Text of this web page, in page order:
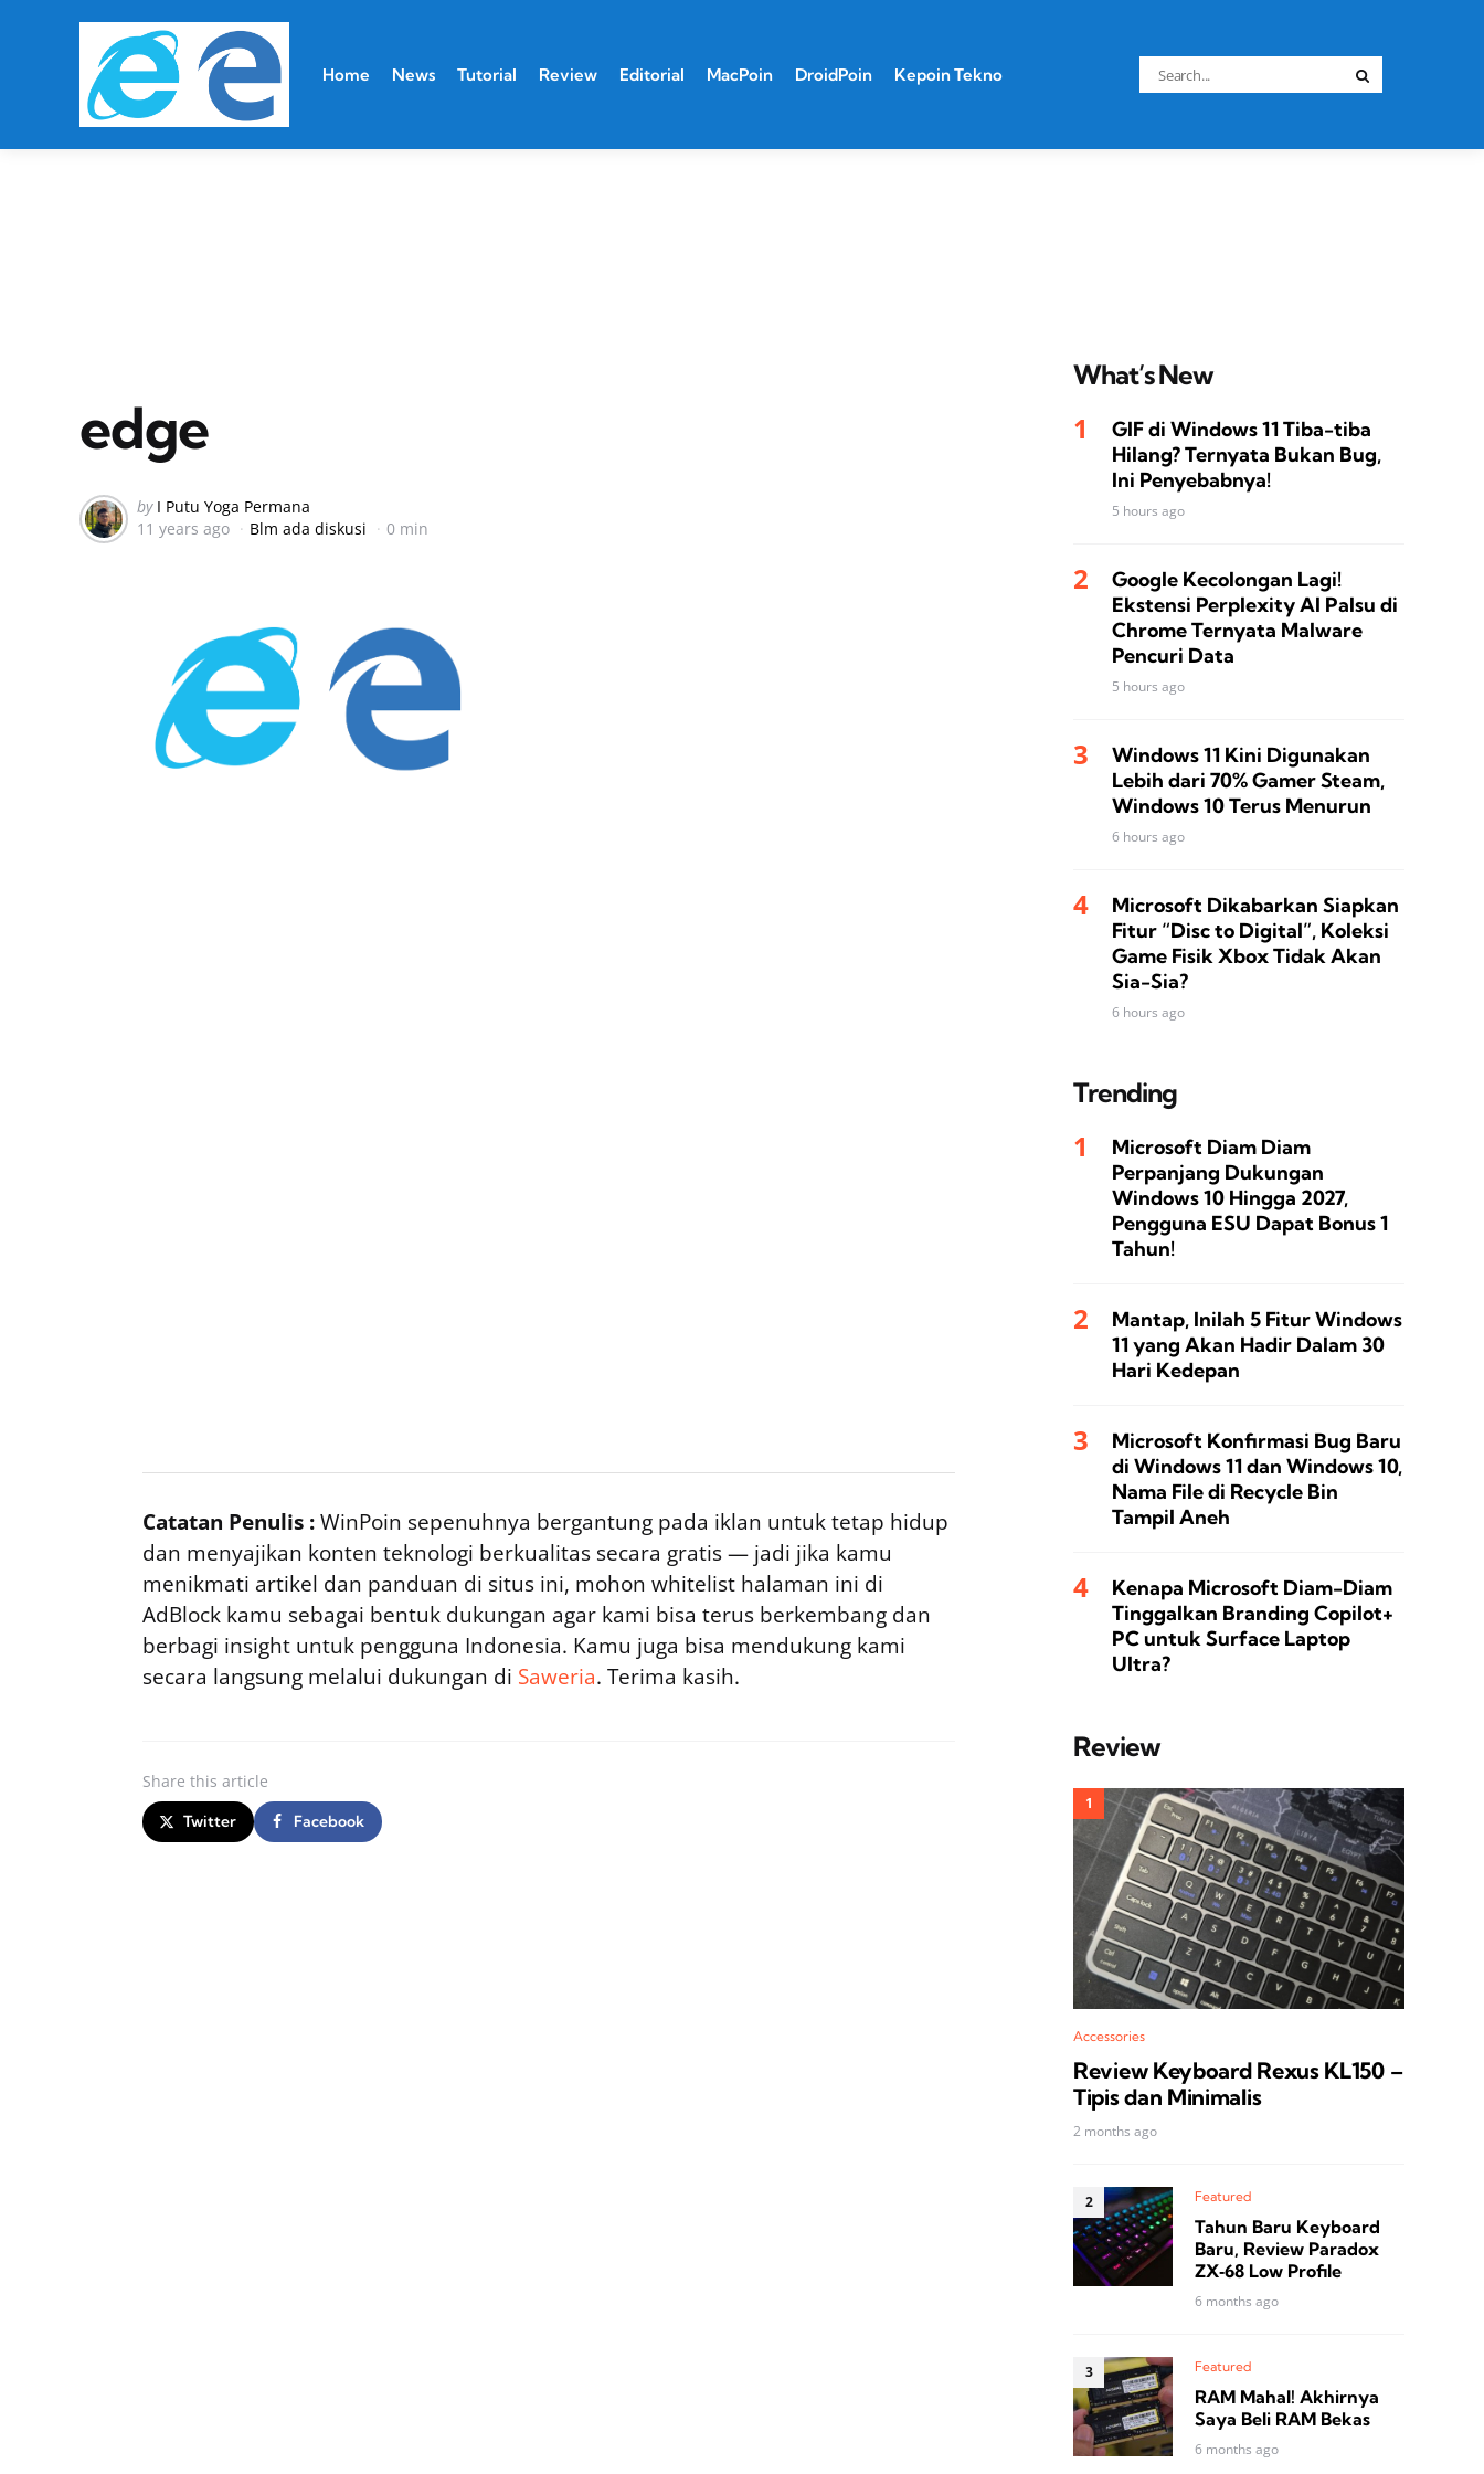
Home News Tutorial Review Editorial MacPoin DroidPoin Kepoin Tekno
Search
for:
edge
Posted
by
by I Putu Yoga Permana
11 years ago
Blm ada diskusi 0 min
Catatan Penulis :WinPoin sepenuhnya bergantung pada iklan untuk tetap hidup
dan menyajikan konten teknologi berkualitas secara gratis — jadi jika kamu
menikmati artikel dan panduan di situs ini, mohon whitelist halaman ini di
AdBlock kamu sebagai bentuk dukungan agar kami bisa terus berkembang dan
berbagi insight untuk pengguna Indonesia. Kamu juga bisa mendukung kami
secara langsung melalui dukungan di Saweria. Terima kasih.
Share this article
Twitter Facebook
What’s New
GIF di Windows 11 Tiba-tiba
Hilang? Ternyata Bukan Bug,
Ini Penyebabnya!
5 hours ago
Google Kecolongan Lagi!
Ekstensi Perplexity AI Palsu di
Chrome Ternyata Malware
Pencuri Data
5 hours ago
Windows 11 Kini Digunakan
Lebih dari 70% Gamer Steam,
Windows 10 Terus Menurun
6 hours ago
Microsoft Dikabarkan Siapkan
Fitur “Disc to Digital”, Koleksi
Game Fisik Xbox Tidak Akan
Sia-Sia?
6 hours ago
Trending
Microsoft Diam Diam
Perpanjang Dukungan
Windows 10 Hingga 2027,
Pengguna ESU Dapat Bonus 1
Tahun!
Mantap, Inilah 5 Fitur Windows
11 yang Akan Hadir Dalam 30
Hari Kedepan
Microsoft Konfirmasi Bug Baru
di Windows 11 dan Windows 10,
Nama File di Recycle Bin
Tampil Aneh
Kenapa Microsoft Diam-Diam
Tinggalkan Branding Copilot+
PC untuk Surface Laptop
Ultra?
Review
Accessories
Review Keyboard Rexus KL150 –
Tipis dan Minimalis
2 months ago
Featured
Tahun Baru Keyboard
Baru, Review Paradox
ZX‑68 Low Profile
6 months ago
Featured
RAM Mahal! Akhirnya
Saya Beli RAM Bekas
6 months ago